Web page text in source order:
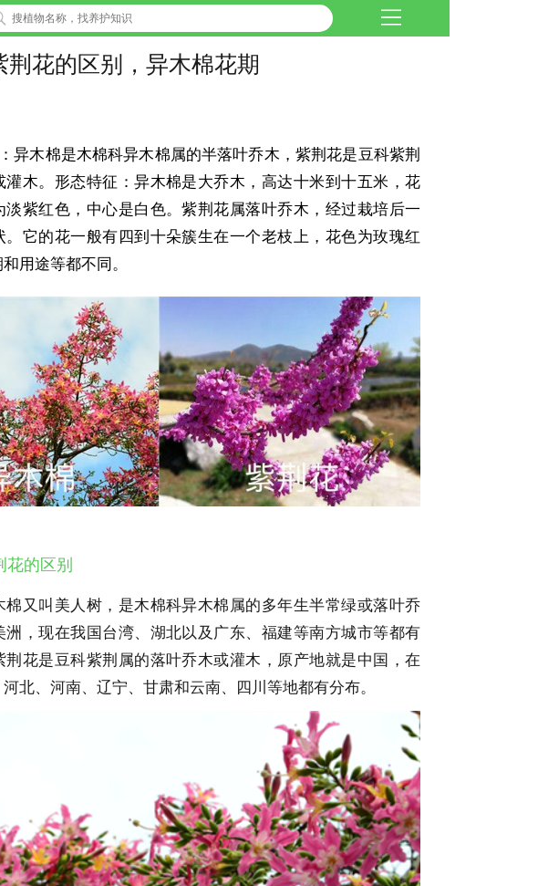
荆花的区别，异木棉花期
异木棉是木棉科异木棉属的半落叶乔木，紫荆花是豆科紫荆
灌木。形态特征：异木棉是大乔木，高达十米到十五米，花
淡紫红色，中心是白色。紫荆花属落叶乔木，经过栽培后一
。它的花一般有四到十朵簇生在一个老枝上，花色为玫瑰红
用途等都不同。
花的区别
棉又叫美人树，是木棉科异木棉属的多年生半常绿或落叶乔
洲，现在我国台湾、湖北以及广东、福建等南方城市等都有
荆花是豆科紫荆属的落叶乔木或灌木，原产地就是中国，在
北、河南、辽宁、甘肃和云南、四川等地都有分布。